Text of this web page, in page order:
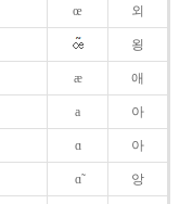
œ 외
욍
æ 애
a 아
ɑ 아
ɑ̃ 앙